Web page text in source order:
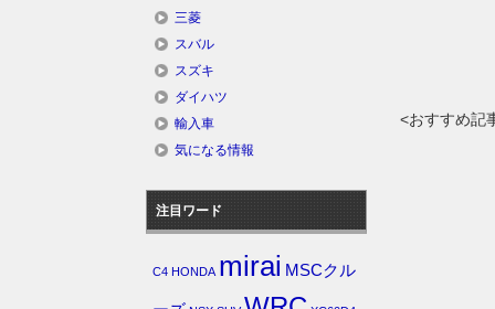
<おすすめ記
三菱
スバル
スズキ
ダイハツ
輸入車
気になる情報
注目ワード
C4 HONDA mirai MSCクル